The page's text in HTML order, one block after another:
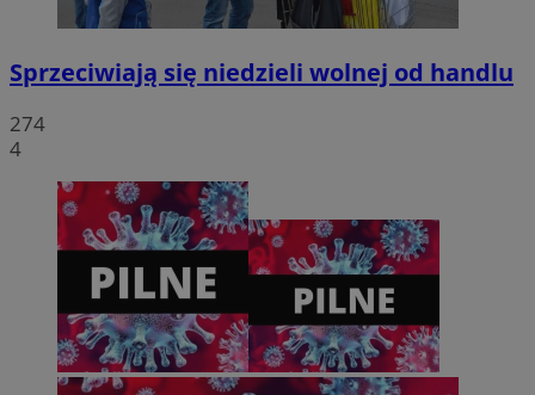
Sprzeciwiają się niedzieli wolnej od handlu
274
4